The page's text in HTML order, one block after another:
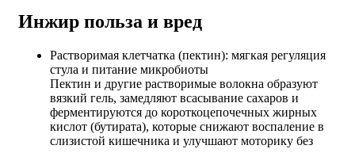
Инжир польза и вред
Растворимая клетчатка (пектин): мягкая регуляция
стула и питание микробиоты
Пектин и другие растворимые волокна образуют
вязкий гель, замедляют всасывание сахаров и
ферментируются до короткоцепочечных жирных
кислот (бутирата), которые снижают воспаление в
слизистой кишечника и улучшают моторику без